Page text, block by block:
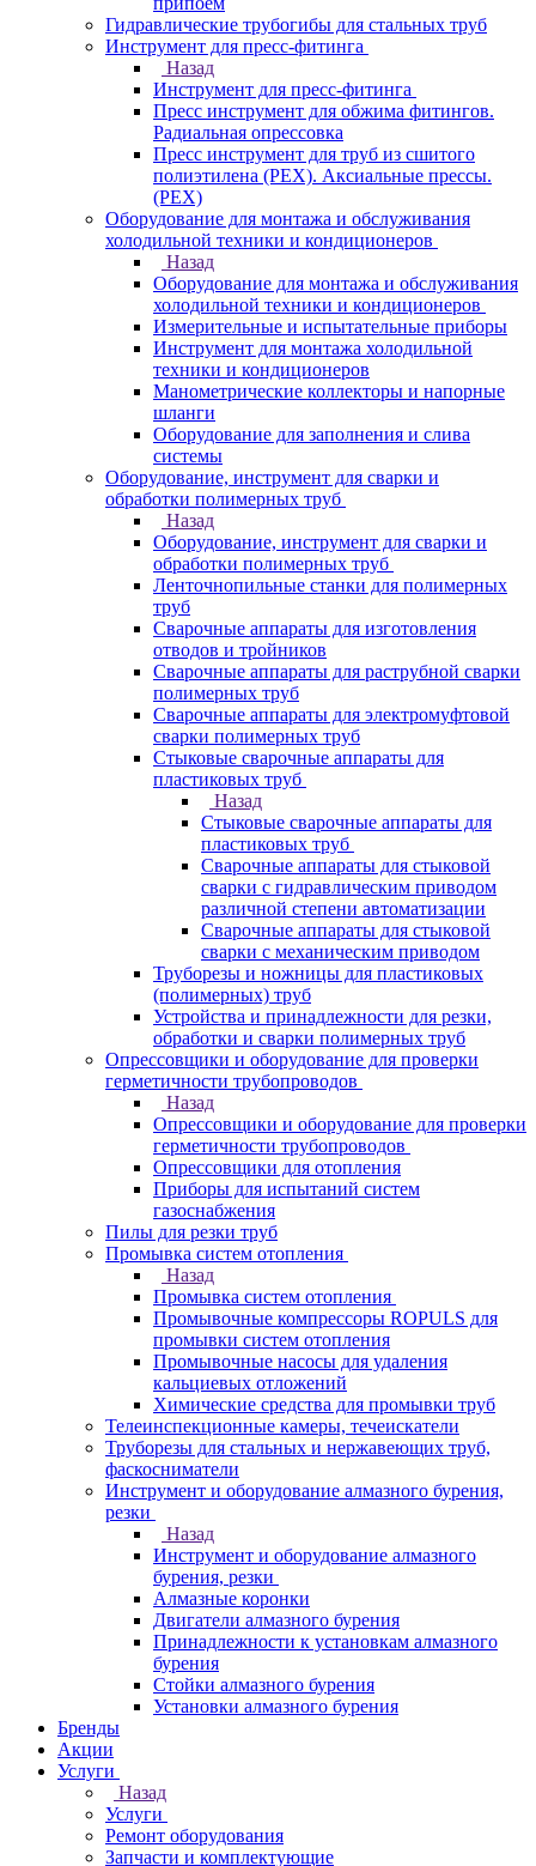
Гидравлические трубогибы для стальных труб
Инструмент для пресс-фитинга
Назад
Инструмент для пресс-фитинга
Пресс инструмент для обжима фитингов.
Радиальная опрессовка
Пресс инструмент для труб из сшитого
полиэтилена (PEX). Аксиальные прессы.
(PEX)
Оборудование для монтажа и обслуживания
холодильной техники и кондиционеров
Назад
Оборудование для монтажа и обслуживания
холодильной техники и кондиционеров
Измерительные и испытательные приборы
Инструмент для монтажа холодильной
техники и кондиционеров
Манометрические коллекторы и напорные
шланги
Оборудование для заполнения и слива
системы
Оборудование, инструмент для сварки и
обработки полимерных труб
Назад
Оборудование, инструмент для сварки и
обработки полимерных труб
Ленточнопильные станки для полимерных
труб
Сварочные аппараты для изготовления
отводов и тройников
Сварочные аппараты для раструбной сварки
полимерных труб
Сварочные аппараты для электромуфтовой
сварки полимерных труб
Стыковые сварочные аппараты для
пластиковых труб
Назад
Стыковые сварочные аппараты для
пластиковых труб
Сварочные аппараты для стыковой
сварки с гидравлическим приводом
различной степени автоматизации
Сварочные аппараты для стыковой
сварки с механическим приводом
Труборезы и ножницы для пластиковых
(полимерных) труб
Устройства и принадлежности для резки,
обработки и сварки полимерных труб
Опрессовщики и оборудование для проверки
герметичности трубопроводов
Назад
Опрессовщики и оборудование для проверки
герметичности трубопроводов
Опрессовщики для отопления
Приборы для испытаний систем
газоснабжения
Пилы для резки труб
Промывка систем отопления
Назад
Промывка систем отопления
Промывочные компрессоры ROPULS для
промывки систем отопления
Промывочные насосы для удаления
кальциевых отложений
Химические средства для промывки труб
Телеинспекционные камеры, течеискатели
Труборезы для стальных и нержавеющих труб,
фаскосниматели
Инструмент и оборудование алмазного бурения,
резки
Назад
Инструмент и оборудование алмазного
бурения, резки
Алмазные коронки
Двигатели алмазного бурения
Принадлежности к установкам алмазного
бурения
Стойки алмазного бурения
Установки алмазного бурения
Бренды
Акции
Услуги
Назад
Услуги
Ремонт оборудования
Запчасти и комплектующие